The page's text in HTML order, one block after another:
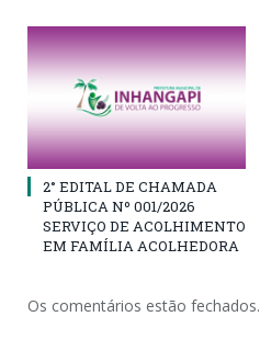
2° EDITAL DE CHAMADA
PÚBLICA Nº 001/2026
SERVIÇO DE ACOLHIMENTO
EM FAMÍLIA ACOLHEDORA
Os comentários estão fechados.